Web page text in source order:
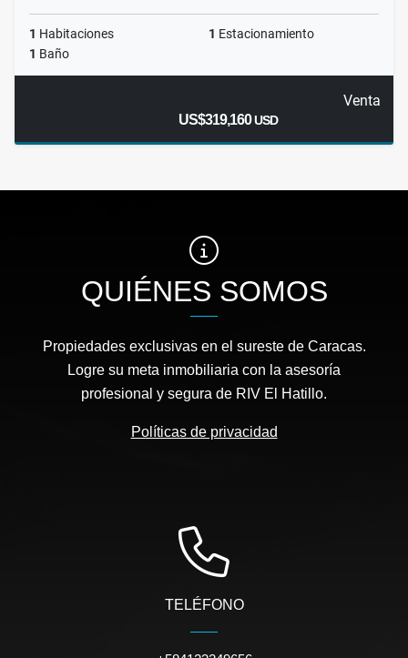
1 Habitaciones 1 Estacionamiento
1 Baño
Venta
US$319,160USD
QUIÉNES SOMOS
Propiedades exclusivas en el sureste de Caracas.
Logre su meta inmobiliaria con la asesoría
profesional y segura de RIV El Hatillo.
Políticas de privacidad
TELÉFONO